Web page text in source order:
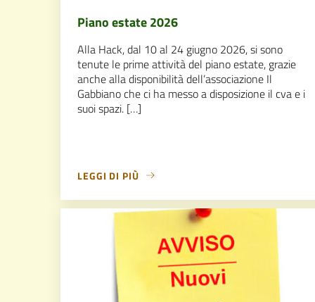
Piano estate 2026
Alla Hack, dal 10 al 24 giugno 2026, si sono
tenute le prime attività del piano estate, grazie
anche alla disponibilità dell’associazione Il
Gabbiano che ci ha messo a disposizione il cva e i
suoi spazi. […]
LEGGI DI PIÙ